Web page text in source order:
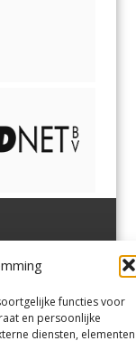
functies voor
en persoonlijke
diensten, elementen
,Velsen-Zuid,
en
.